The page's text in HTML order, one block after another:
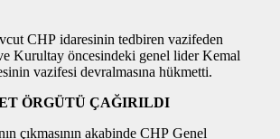
CHP idaresinin tedbiren vazifeden
ve Kurultay öncesindeki genel lider Kemal
vazifesi devralmasına hükmetti.
ÖRGÜTÜ ÇAĞIRILDI
çıkmasının akabinde CHP Genel